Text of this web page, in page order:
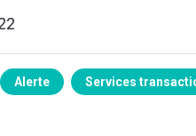
Alerte Services